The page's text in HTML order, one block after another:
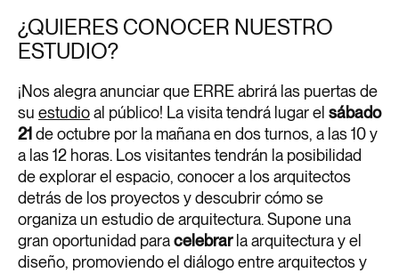
¿QUIERES CONOCER NUESTRO
ESTUDIO?
¡Nos alegra anunciar que ERRE abrirá las puertas de
su estudioal público! La visita tendrá lugar el sábado
21 de octubre por la mañana en dos turnos, a las 10 y
a las 12 horas. Los visitantes tendrán la posibilidad
de explorar el espacio, conocer a los arquitectos
detrás de los proyectos y descubrir cómo se
organiza un estudio de arquitectura.Supone una
gran oportunidad paracelebrarla arquitectura y el
diseño, promoviendo el diálogo entre arquitectos y